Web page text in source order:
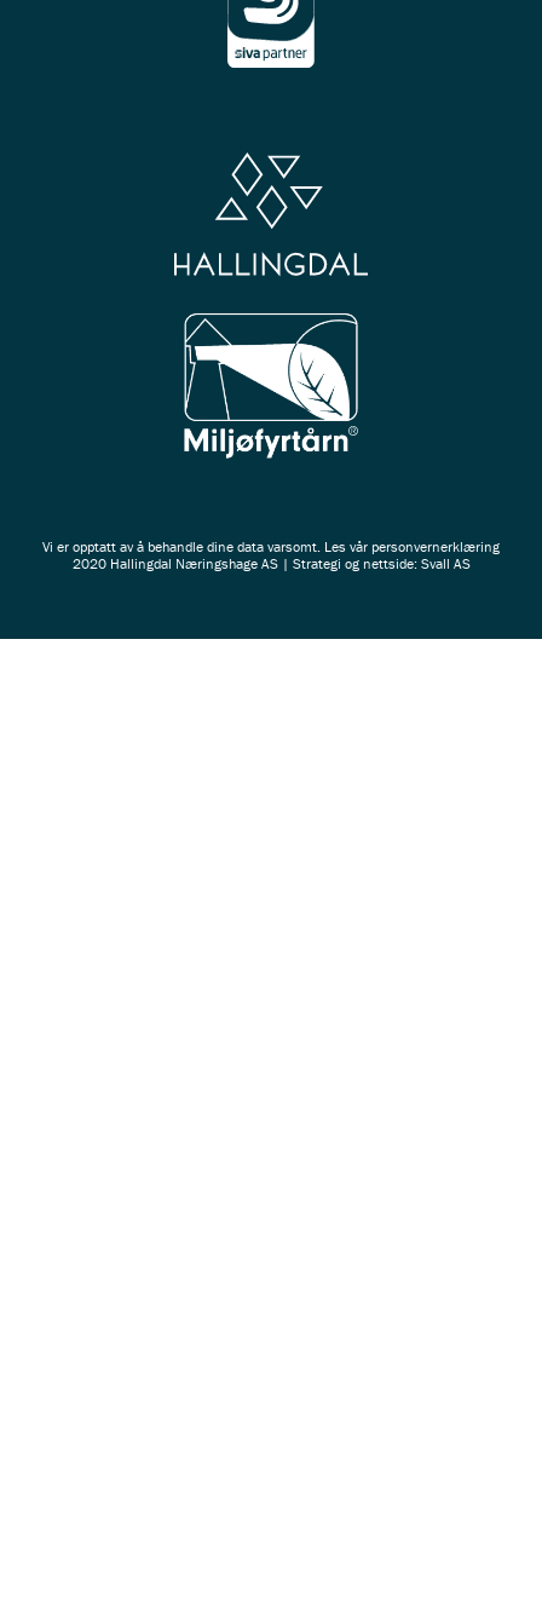
Vi er opptatt av å behandle dine data varsomt. Les vår personvernerklæring
2020 Hallingdal Næringshage AS | Strategi og nettside: Svall AS